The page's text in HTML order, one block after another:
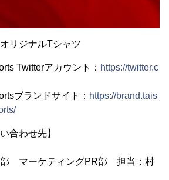
リジナルTシャツ
Twitterアカウント： https://twitter.c
ブランドサイト： https://brand.tais
合わせ先】
マーケティングPR部 担当：村